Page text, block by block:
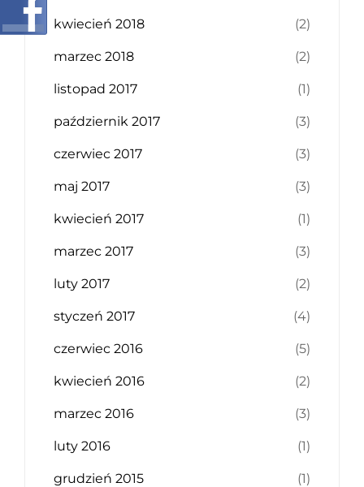
kwiecień 2018 (2)
marzec 2018 (2)
listopad 2017 (1)
październik 2017 (3)
czerwiec 2017 (3)
maj 2017 (3)
kwiecień 2017 (1)
marzec 2017 (3)
luty 2017 (2)
styczeń 2017 (4)
czerwiec 2016 (5)
kwiecień 2016 (2)
marzec 2016 (3)
luty 2016 (1)
grudzień 2015 (1)